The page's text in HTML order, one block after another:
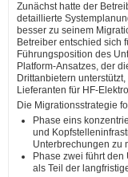
Zunächst hatte der
detaillierte
besser zu seinem
Betreiber entschied sich
Führungsposition des
Platform-Ansatzes, der
Drittanbietern
Lieferanten für HF-
Die Migrationsstrategie
Phase eins
und
Unterbrechungen zu
Phase zwei führt
als Teil der